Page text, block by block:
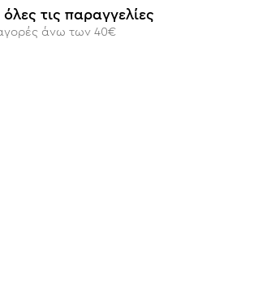
τις παραγγελίες
άνω των 40€